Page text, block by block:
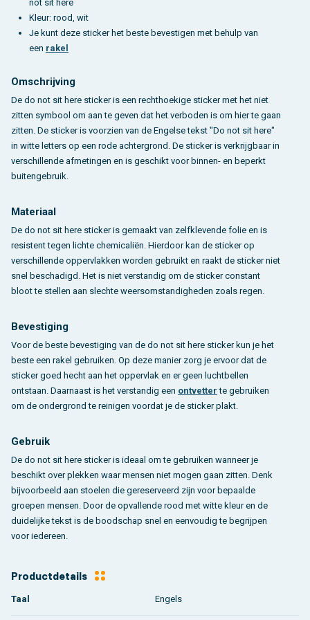
not sit here
Kleur: rood, wit
Je kunt deze sticker het beste bevestigen met behulp van
een rakel
Omschrijving
De do not sit here sticker is een rechthoekige sticker met het niet
zitten symbool om aan te geven dat het verboden is om hier te gaan
zitten. De sticker is voorzien van de Engelse tekst "Do not sit here"
in witte letters op een rode achtergrond. De sticker is verkrijgbaar in
verschillende afmetingen en is geschikt voor binnen- en beperkt
buitengebruik.
Materiaal
De do not sit here sticker is gemaakt van zelfklevende folie en is
resistent tegen lichte chemicaliën. Hierdoor kan de sticker op
verschillende oppervlakken worden gebruikt en raakt de sticker niet
snel beschadigd. Het is niet verstandig om de sticker constant
bloot te stellen aan slechte weersomstandigheden zoals regen.
Bevestiging
Voor de beste bevestiging van de do not sit here sticker kun je het
beste een rakel gebruiken. Op deze manier zorg je ervoor dat de
sticker goed hecht aan het oppervlak en er geen luchtbellen
ontstaan. Daarnaast is het verstandig een ontvetter te gebruiken
om de ondergrond te reinigen voordat je de sticker plakt.
Gebruik
De do not sit here sticker is ideaal om te gebruiken wanneer je
beschikt over plekken waar mensen niet mogen gaan zitten. Denk
bijvoorbeeld aan stoelen die gereserveerd zijn voor bepaalde
groepen mensen. Door de opvallende rood met witte kleur en de
duidelijke tekst is de boodschap snel en eenvoudig te begrijpen
voor iedereen.
Productdetails
Taal Engels